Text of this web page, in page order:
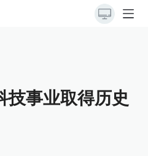
技事业取得历史